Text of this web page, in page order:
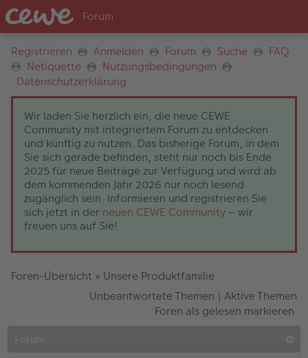
Registrieren Anmelden Forum Suche
FAQ
Netiquette
Nutzungsbedingungen
Datenschutzerklärung
Wir laden Sie herzlich ein, die neue CEWE
Community mit integriertem Forum zu entdecken
und künftig zu nutzen. Das bisherige Forum, in dem
Sie sich gerade befinden, steht nur noch bis Ende
2025 für neue Beiträge zur Verfügung und wird ab
dem kommenden Jahr 2026 nur noch lesend
zugänglich sein. Informieren und registrieren Sie
sich jetzt in der neuen CEWE Community – wir
freuen uns auf Sie!
Foren-Übersicht » Unsere Produktfamilie
Unbeantwortete Themen | Aktive Themen
Foren als gelesen markieren